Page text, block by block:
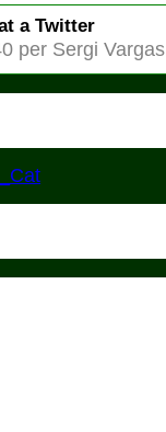
a Twitter
per Sergi Vargas